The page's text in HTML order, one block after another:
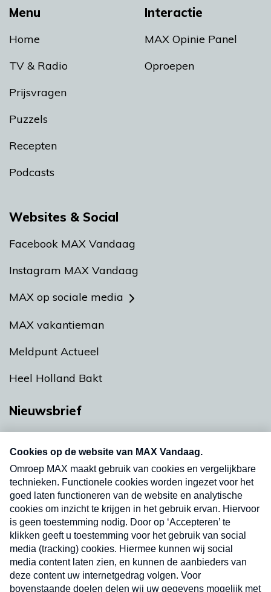
Menu
Home
TV & Radio
Prijsvragen
Puzzels
Recepten
Podcasts
Interactie
MAX Opinie Panel
Oproepen
Websites & Social
Facebook MAX Vandaag
Instagram MAX Vandaag
MAX op sociale media
MAX vakantieman
Meldpunt Actueel
Heel Holland Bakt
Nieuwsbrief
nieuwsbrief. Elke vrijdag- en dinsdagochtend in
uw mailbox.
Verzend